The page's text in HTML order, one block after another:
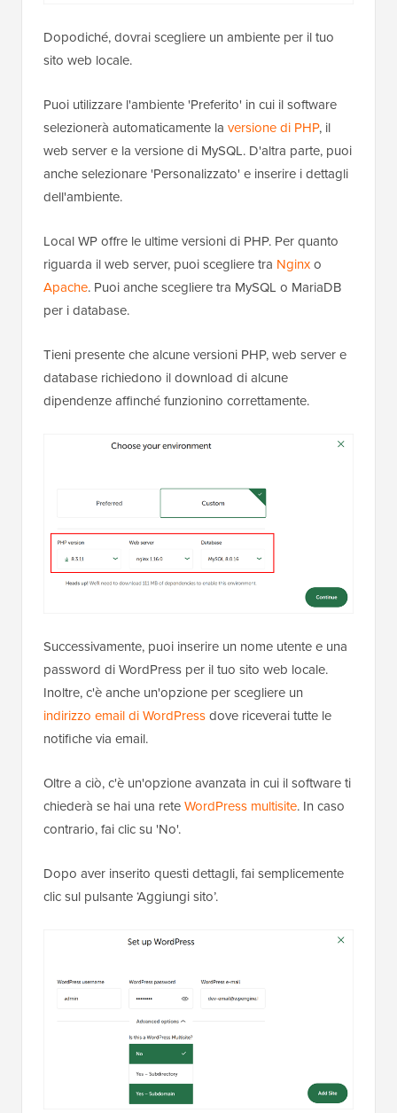
Dopodiché, dovrai scegliere un ambiente per il tuo
sito web locale.
Puoi utilizzare l'ambiente 'Preferito' in cui il software
selezionerà automaticamente la versione di PHP, il
web server e la versione di MySQL. D'altra parte, puoi
anche selezionare 'Personalizzato' e inserire i dettagli
dell'ambiente.
Local WP offre le ultime versioni di PHP. Per quanto
riguarda il web server, puoi scegliere tra Nginxo
Apache. Puoi anche scegliere tra MySQL o MariaDB
per i database.
Tieni presente che alcune versioni PHP, web server e
database richiedono il download di alcune
dipendenze affinché funzionino correttamente.
Successivamente, puoi inserire un nome utente e una
password di WordPress per il tuo sito web locale.
Inoltre, c'è anche un'opzione per scegliere un
indirizzo email di WordPressdove riceverai tutte le
notifiche via email.
Oltre a ciò, c'è un'opzione avanzata in cui il software ti
chiederà se hai una reteWordPress multisite. In caso
contrario, fai clic su 'No'.
Dopo aver inserito questi dettagli, fai semplicemente
clic sul pulsante ‘Aggiungi sito’.